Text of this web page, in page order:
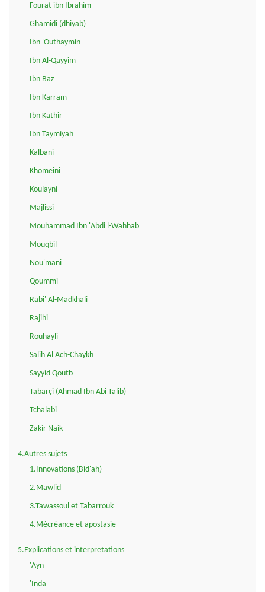
Fourat ibn Ibrahim
Ghamidi (dhiyab)
Ibn 'Outhaymin
Ibn Al-Qayyim
Ibn Baz
Ibn Karram
Ibn Kathir
Ibn Taymiyah
Kalbani
Khomeini
Koulayni
Majlissi
Mouhammad Ibn 'Abdi l-Wahhab
Mouqbil
Nou'mani
Qoummi
Rabi' Al-Madkhali
Rajihi
Rouhayli
Salih Al Ach-Chaykh
Sayyid Qoutb
Tabarçi (Ahmad Ibn Abi Talib)
Tchalabi
Zakir Naik
4.Autres sujets
1.Innovations (Bid'ah)
2.Mawlid
3.Tawassoul et Tabarrouk
4.Mécréance et apostasie
5.Explications et interpretations
'Ayn
'Inda